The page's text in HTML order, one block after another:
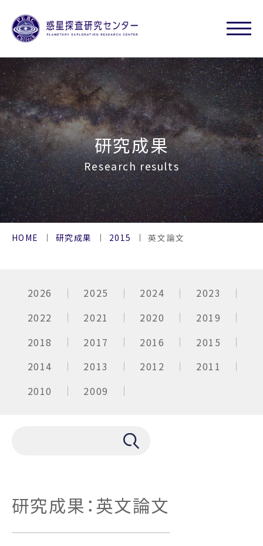
研究成果
Research results
HOME 研究成果 2015 英文論文
2026 2025 2024
2023
2022
2021 2020
2019
2018
2017 2016
2015
2014
2013 2012
2011
2010
2009
研究成果：英文論文